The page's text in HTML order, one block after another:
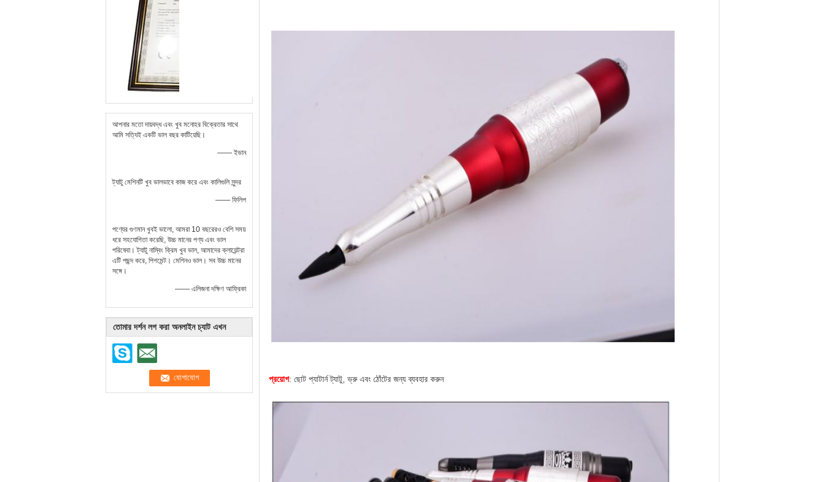
আপনার মতো দায়বদ্ধ এবং খুব মনোহর বিক্রেতার সাথে
আমি সত্যিই একটি ভাল বছর কাটিয়েছি।
—— ইভান
ট্যাটু মেশিনটি খুব ভালভাবে কাজ করে এবং কালিগুলি সুন্দর
—— ফিলিপ
পণ্যের গুণমান খুবই ভালো, আমরা 10 বছরেরও বেশি সময়
ধরে সহযোগিতা করেছি, উচ্চ মানের পণ্য এবং ভাল
পরিষেবা। ট্যাটু নাম্বিং ক্রিম খুব ভাল, আমাদের ক্লায়েন্টরা
এটি পছন্দ করে, পিগমেন্ট। মেশিনও ভাল। সব উচ্চ মানের
সঙ্গে।
—— এলিজনা দক্ষিণ আফ্রিকা
তোমার দর্শন লগ করা অনলাইন চ্যাট এখন
প্রয়োগ: ছোট প্যাটার্ন ট্যাটু, ভ্রু এবং ঠোঁটের জন্য ব্যবহার করুন